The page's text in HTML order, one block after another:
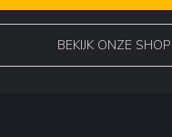
BEKIJK ONZE SHOP